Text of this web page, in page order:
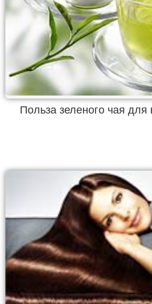
Польза зеленого чая для